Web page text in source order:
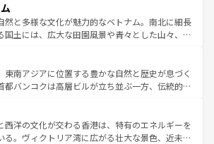
しい。
いと評判のスイーツなど、バラエティ豊かな料理
が味わえる。 なお、新着の台湾情報は コンテンツ一覧を参
しい。
に足を延ばせば四季折々の自然美を楽しむことが
そして、キムチや焼肉、絶品のストリートフード
まざまな韓国料理が待っている。夜には、韓国な
包まれながら、韓国の多彩な魅力を心ゆくまで味
わってみてほしい。 なお、新着の韓国情報はコンテンツ一
してほしい。
然と多様な文化が魅力的なベトナム。南北に細長
国土には、広大な田園風景や青々とした山々、世
展と共に伝統が息づく。ハノイの古い町並みやホ
市のフランス統治時代の建物も、独特の雰囲気を
ている。また、バラエティの豊かさとおいしさで
ォーやバインミー、ベトナムコーヒーなどは、ぜ
味わいたい。どの地域を訪れてもあたたかい人々
を迎えてくれるので、きっと忘れられない旅にな
東南アジアに位置する豊かな自然と歴史が息づく
都バンコクは高層ビルが立ち並ぶ一方、伝統的な
交差している。北部ではチェンマイなどの山岳地
と触れ合い、南部ではプーケットやクラビの美し
でリゾート気分を楽しむことができる。タイ料理
西洋の文化が交わる香港は、特有のエネルギーを
る。ヴィクトリア湾に広がる壮大な景色、近未来